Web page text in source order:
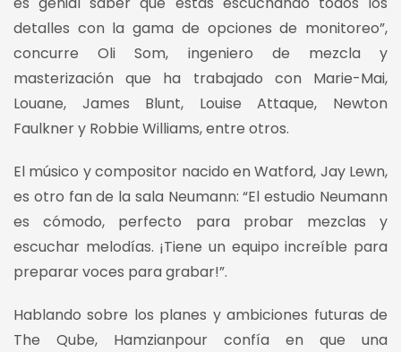
detalles con la gama de opciones de monitoreo”,
concurre Oli Som, ingeniero de mezcla y
masterización que ha trabajado con Marie-Mai,
Louane, James Blunt, Louise Attaque, Newton
Faulkner y Robbie Williams, entre otros.
El músico y compositor nacido en Watford, Jay Lewn,
es otro fan de la sala Neumann: “El estudio Neumann
es cómodo, perfecto para probar mezclas y
escuchar melodías. ¡Tiene un equipo increíble para
preparar voces para grabar!”.
Hablando sobre los planes y ambiciones futuras de
The Qube, Hamzianpour confía en que una